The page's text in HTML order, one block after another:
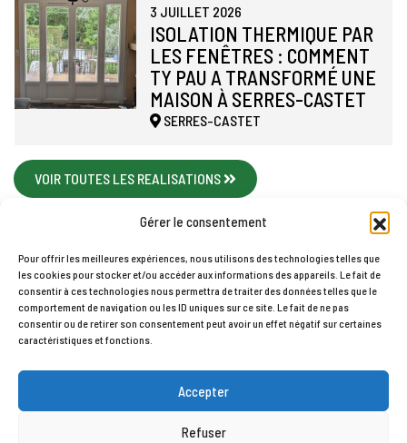
Gérer le consentement
Pour offrir les meilleures expériences, nous utilisons des technologies telles que
les cookies pour stocker et/ou accéder aux informations des appareils. Le fait de
consentir à ces technologies nous permettra de traiter des données telles que le
comportement de navigation ou les ID uniques sur ce site. Le fait de ne pas
consentir ou de retirer son consentement peut avoir un effet négatif sur certaines
caractéristiques et fonctions.
Accepter
Refuser
3 JUILLET 2026
ISOLATION THERMIQUE PAR
LES FENÊTRES : COMMENT
TY PAU A TRANSFORMÉ UNE
MAISON À SERRES-CASTET
SERRES-CASTET
VOIR TOUTES LES REALISATIONS
Accueil Contact Mentions légales
Plan du site
Politique de cookies (UE)
TY PAU © 2026